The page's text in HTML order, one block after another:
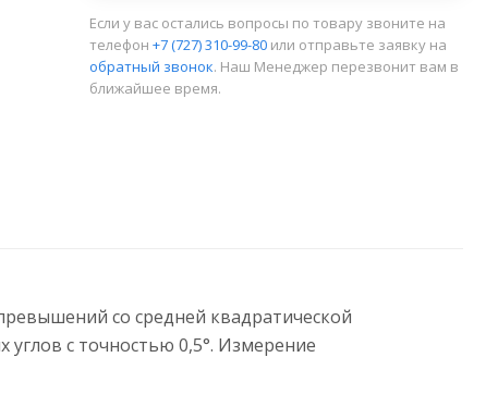
Если у вас остались вопросы по товару звоните на
телефон +7 (727) 310-99-80или отправьте заявку на
обратный звонок. Наш Менеджер перезвонит вам в
ближайшее время.
со средней квадратической
с точностью 0,5°. Измерение